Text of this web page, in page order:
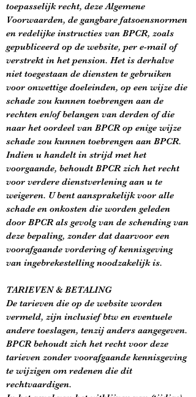
toepasselijk recht, deze Algemene
Voorwaarden, de gangbare fatsoensnormen
en redelijke instructies van BPCR, zoals
gepubliceerd op de website, per e-mail of
verstrekt in het pension. Het is derhalve
niet toegestaan de diensten te gebruiken
voor onwettige doeleinden, op een wijze die
schade zou kunnen toebrengen aan de
rechten en/of belangen van derden of die
naar het oordeel van BPCR op enige wijze
schade zou kunnen toebrengen aan BPCR.
Indien u handelt in strijd met het
voorgaande, behoudt BPCR zich het recht
voor verdere dienstverlening aan u te
weigeren. U bent aansprakelijk voor alle
schade en onkosten die worden geleden
door BPCR als gevolg van de schending van
deze bepaling, zonder dat daarvoor een
voorafgaande vordering of kennisgeving
van ingebrekestelling noodzakelijk is.
TARIEVEN & BETALING
De tarieven die op de website worden
vermeld, zijn inclusief btw en eventuele
andere toeslagen, tenzij anders aangegeven.
BPCR behoudt zich het recht voor deze
tarieven zonder voorafgaande kennisgeving
te wijzigen om redenen die dit
rechtvaardigen.